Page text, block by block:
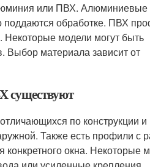
или ПВХ.
поддаются обработке. ПВХ
модели могут быть
Выбор материала зависит от
существуют
по конструкции
Также есть профили с
окна. Некоторые